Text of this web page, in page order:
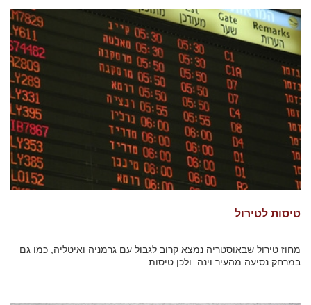
טיסות לטירול
מחוז טירול שבאוסטריה נמצא קרוב לגבול עם גרמניה ואיטליה, כמו גם
במרחק נסיעה מהעיר וינה. ולכן טיסות...